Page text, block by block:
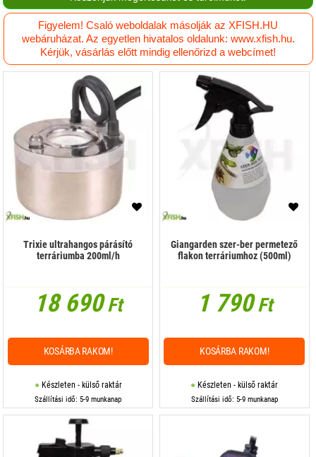
Párologtató
Talaj, homok
Világítás
Vitaminok és kiegészítők
Figyelem! Csaló weboldalak másolják az XFISH.HU
webáruházat. Az egyetlen hivatalos oldalunk: www.xfish.hu.
Kérjük, vásárlás előtt mindig ellenőrizd a webcímet!
Trixie ultrahangos párásító
terráriumba 200ml/h
18 690Ft
Készleten - külső raktár
Szállítási idő: 5-9 munkanap
KOSÁRBA RAKOM!
Giangarden szer-ber permetező
flakon terráriumhoz (500ml)
1 790Ft
Készleten - külső raktár
Szállítási idő: 5-9 munkanap
KOSÁRBA RAKOM!